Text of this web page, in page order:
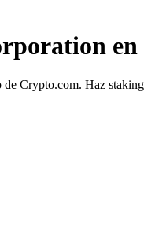
en
Crypto.com. Haz